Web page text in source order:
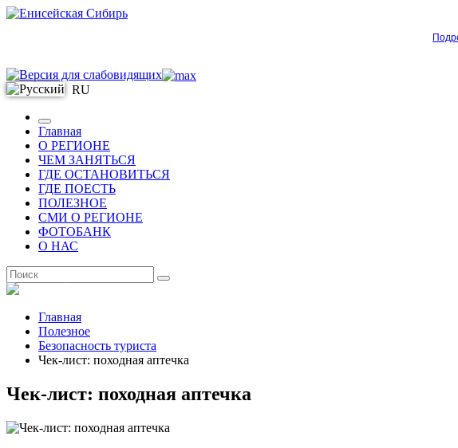
RU
Главная
О РЕГИОНЕ
ЧЕМ ЗАНЯТЬСЯ
ГДЕ ОСТАНОВИТЬСЯ
ГДЕ ПОЕСТЬ
ПОЛЕЗНОЕ
СМИ О РЕГИОНЕ
ФОТОБАНК
О НАС
Главная
Полезное
Безопасность туриста
Чек-лист: походная аптечка
Чек-лист: походная аптечка